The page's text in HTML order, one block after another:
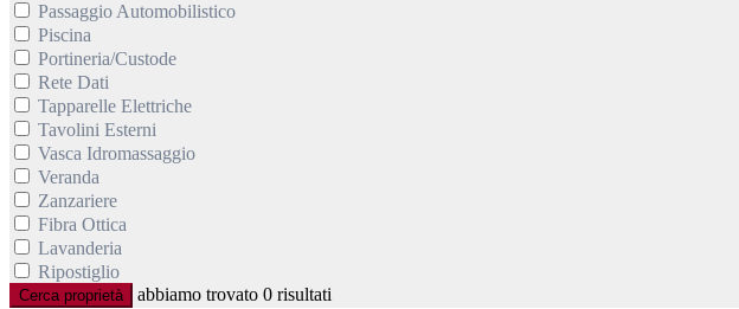
Passaggio Automobilistico
Piscina
Portineria/Custode
Rete Dati
Tapparelle Elettriche
Tavolini Esterni
Vasca Idromassaggio
Veranda
Zanzariere
Fibra Ottica
Lavanderia
Ripostiglio
Cerca proprietà abbiamo trovato 0 risultati